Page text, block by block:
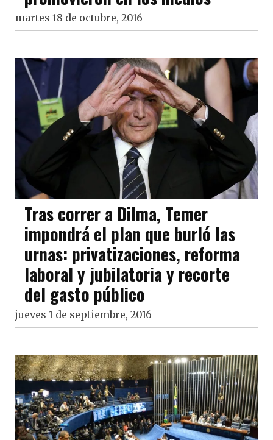
martes 18 de octubre, 2016
Tras correr a Dilma, Temer
impondrá el plan que burló las
urnas: privatizaciones, reforma
laboral y jubilatoria y recorte
del gasto público
jueves 1 de septiembre, 2016